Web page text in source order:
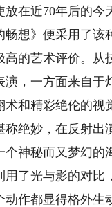
在近70年后的
想》便采用了该
高的艺术评价。
，一方面来自
和精彩绝伦的视
妙，在反射出
神秘而又梦幻
了光与影的对
作都显得格外